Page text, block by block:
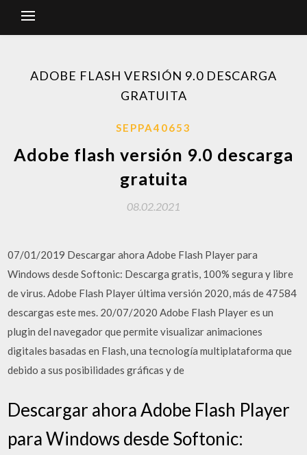
ADOBE FLASH VERSIÓN 9.0 DESCARGA
GRATUITA
SEPPA40653
Adobe flash versión 9.0 descarga
gratuita
08.02.2021
07/01/2019 Descargar ahora Adobe Flash Player para
Windows desde Softonic: Descarga gratis, 100% segura y libre
de virus. Adobe Flash Player última versión 2020, más de 47584
descargas este mes. 20/07/2020 Adobe Flash Player es un
plugin del navegador que permite visualizar animaciones
digitales basadas en Flash, una tecnología multiplataforma que
debido a sus posibilidades gráficas y de
Descargar ahora Adobe Flash Player
para Windows desde Softonic: